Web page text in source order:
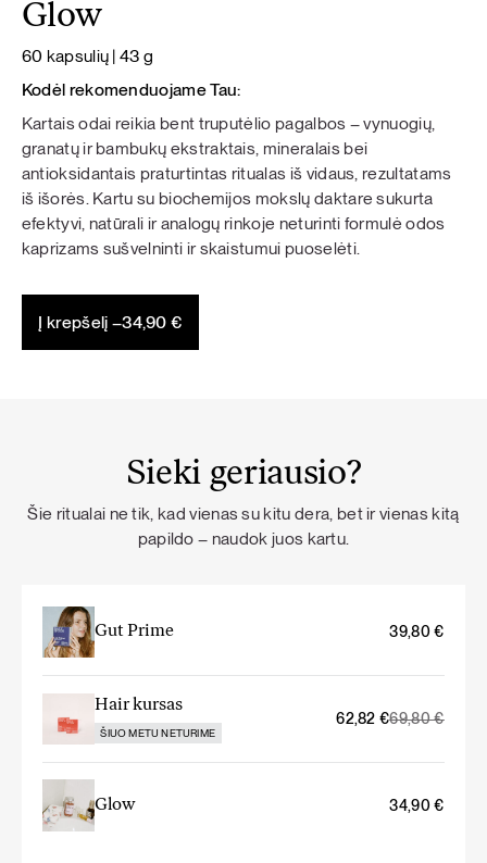
Glow
60 kapsulių | 43 g
Kodėl rekomenduojame Tau:
Kartais odai reikia bent truputėlio pagalbos – vynuogių,
granatų ir bambukų ekstraktais, mineralais bei
antioksidantais praturtintas ritualas iš vidaus, rezultatams
iš išorės. Kartu su biochemijos mokslų daktare sukurta
efektyvi, natūrali ir analogų rinkoje neturinti formulė odos
kaprizams sušvelninti ir skaistumui puoselėti.
Į krepšelį –34,90€
Sieki geriausio?
Šie ritualai ne tik, kad vienas su kitu dera, bet ir vienas kitą
papildo – naudok juos kartu.
Gut Prime 39,80€
Hair kursas
ŠIUO METU NETURIME
69,80€
Original
was:
62,82€
Current
is:
Glow
34,90€